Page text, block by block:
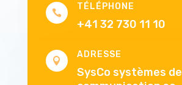

TÉLÉPHONE
+41 32 730 11 10

ADRESSE
SysCo systèmes de